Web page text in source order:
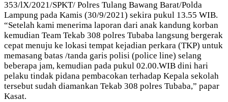
353/lX/2021/SPKT/ Polres Tulang Bawang Barat/Polda
Lampung pada Kamis (30/9/2021) sekira pukul 13.55 WIB.
“Setelah kami menerima laporan dari anak kandung korban
kemudian Team Tekab 308 polres Tubaba langsung bergerak
cepat menuju ke lokasi tempat kejadian perkara (TKP) untuk
memasang batas /tanda garis polisi (police line) selang
beberapa jam, kemudian pada pukul 02.00.WIB dini hari
pelaku tindak pidana pembacokan terhadap Kepala sekolah
tersebut sudah diamankan Tekab 308 polres Tubaba,” papar
Kasat.